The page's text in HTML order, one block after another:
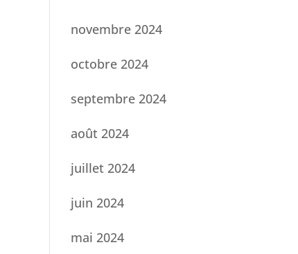
novembre 2024
octobre 2024
septembre 2024
août 2024
juillet 2024
juin 2024
mai 2024